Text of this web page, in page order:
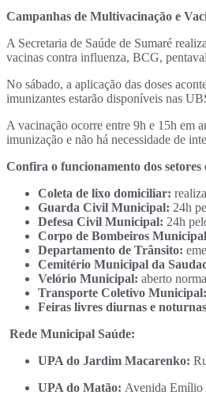
Campanhas de Multivacinação e
A Secretaria de Saúde de Sumaré
vacinas contra influenza, BCG,
No sábado, a aplicação das doses
imunizantes estarão disponíveis nas
A vacinação ocorre entre 9h e 15h em
imunização e não há necessidade de
Confira o funcionamento dos setores
Coleta de lixo domiciliar:
Guarda Civil Municipal: 24h
Defesa Civil Municipal: 24h
Corpo de Bombeiros
Departamento de Trânsito:
Cemitério Municipal da
Velório Municipal: aberto
Transporte Coletivo Municipal:
Feiras livres diurnas e
Rede Municipal Saúde:
UPA do Jardim Macarenko:
UPA do Matão: Avenida Emílio